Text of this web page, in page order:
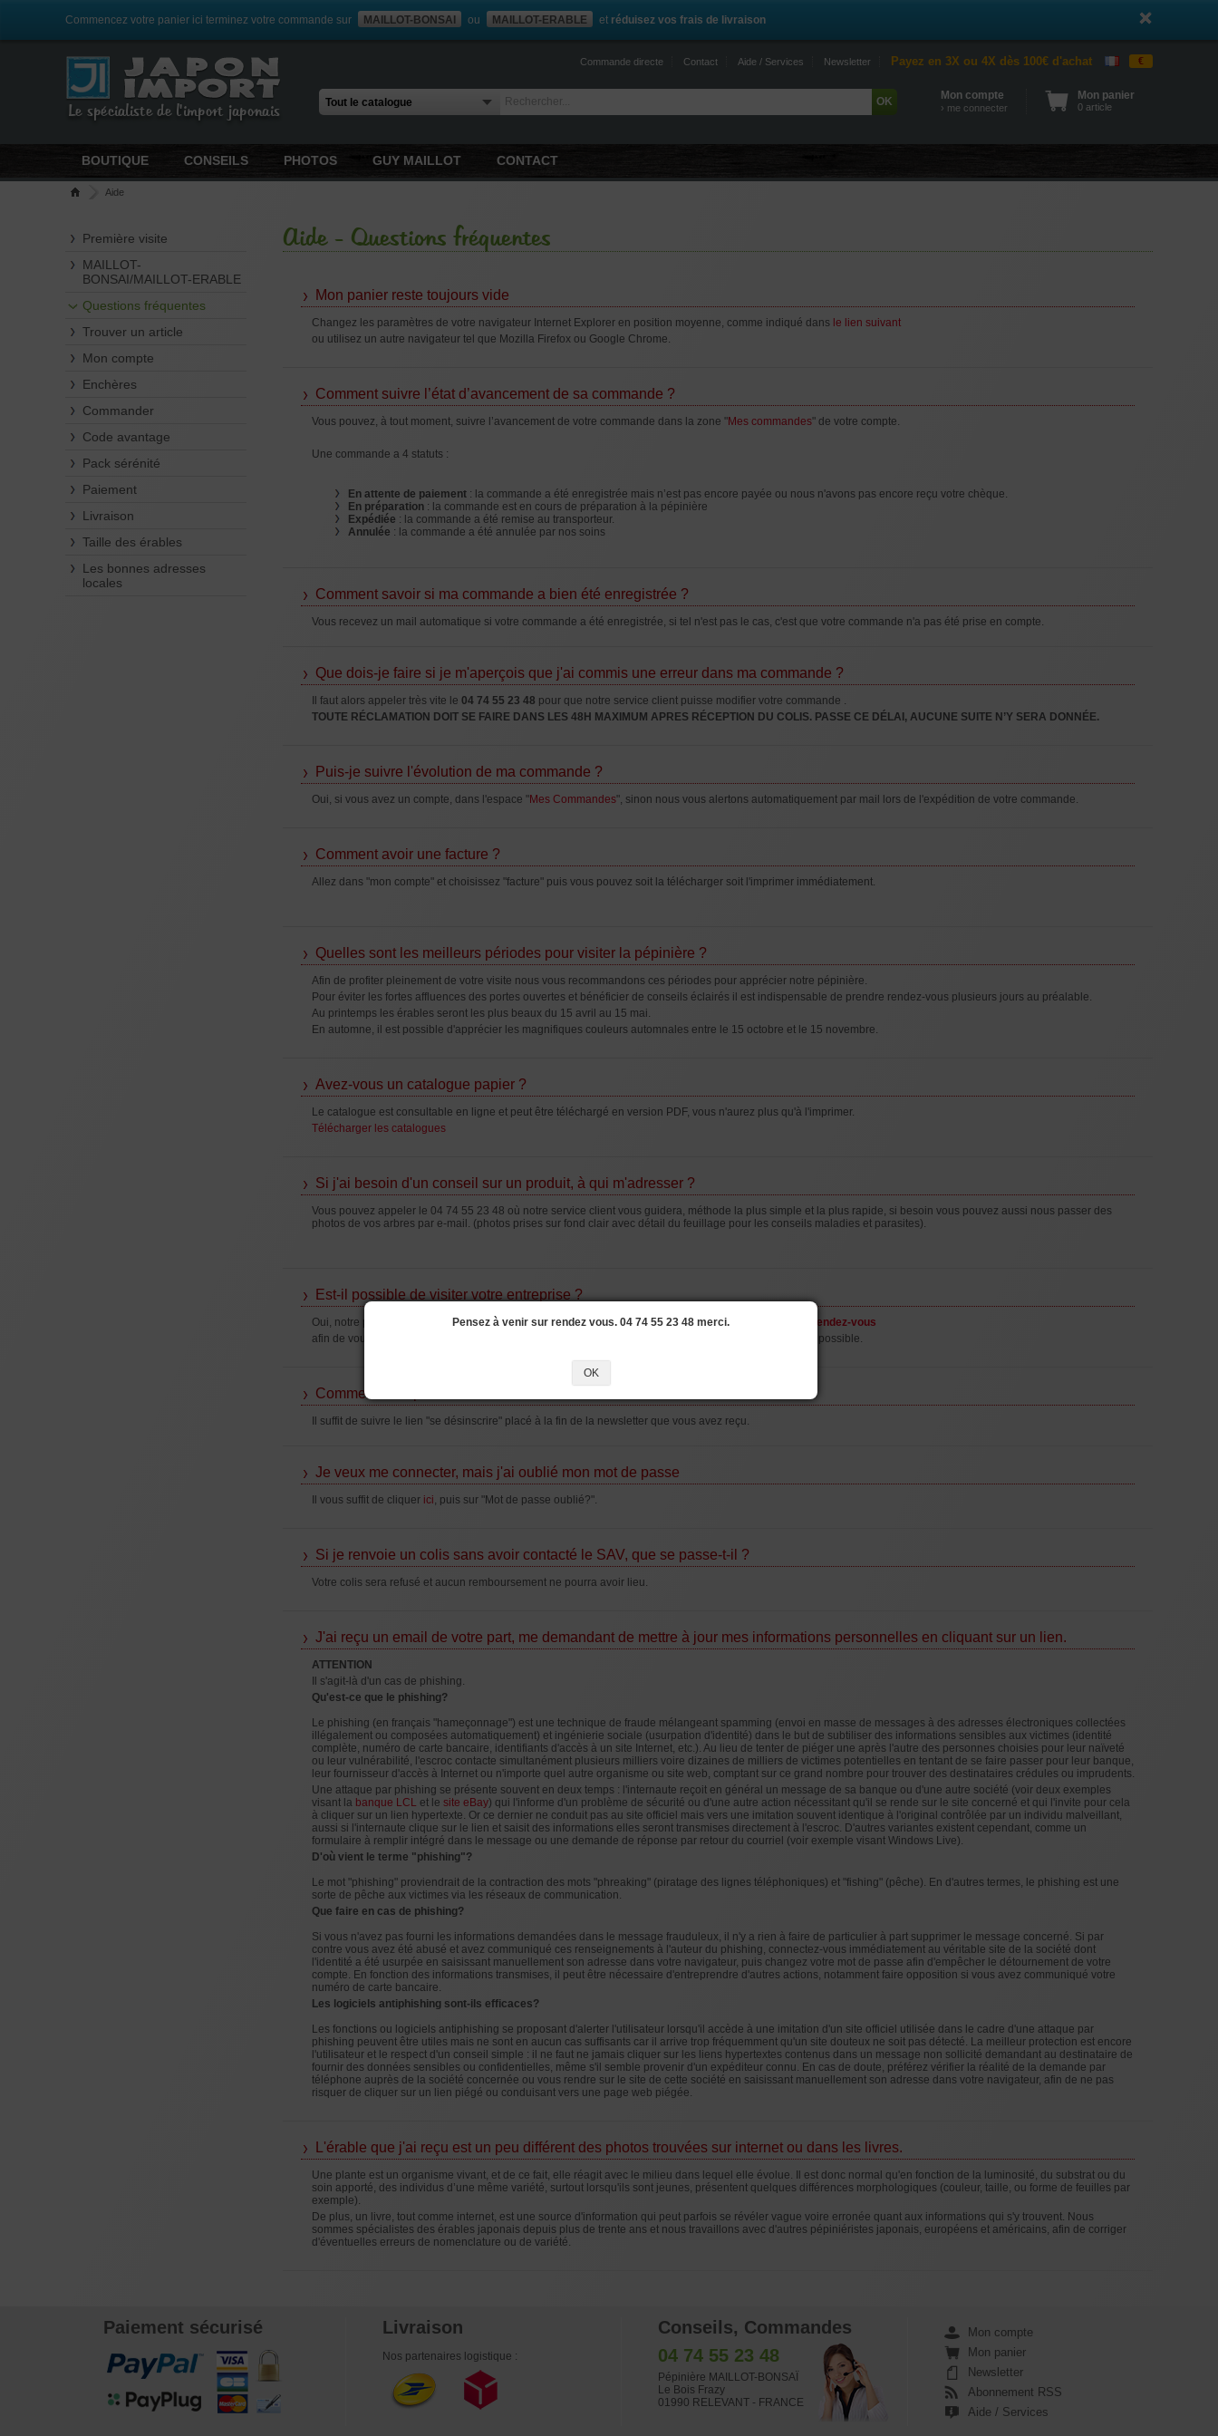
Commencez votre panier ici terminez votre commande sur MAILLOT-BONSAI ou MAILLOT-ERABLE et réduisez vos frais de livraison
Le spécialiste de l'import japonais
Commande directe Contact Aide / Services Newsletter Payez en 3X ou 4X dès 100€ d'achat €
Mon compte
› me connecter
Mon panier
0 article
BOUTIQUE CONSEILS PHOTOS GUY MAILLOT CONTACT
Aide
Première visite
MAILLOT-
BONSAI/MAILLOT-ERABLE
Questions fréquentes
Trouver un article
Mon compte
Enchères
Commander
Code avantage
Pack sérénité
Paiement
Livraison
Taille des érables
Les bonnes adresses
locales
Aide - Questions fréquentes
Mon panier reste toujours vide
Changez les paramètres de votre navigateur Internet Explorer en position moyenne, comme indiqué dans le lien suivant
ou utilisez un autre navigateur tel que Mozilla Firefox ou Google Chrome.
Comment suivre l’état d’avancement de sa commande ?
Vous pouvez, à tout moment, suivre l’avancement de votre commande dans la zone "Mes commandes" de votre compte.
Une commande a 4 statuts :
En attente de paiement : la commande a été enregistrée mais n’est pas encore payée ou nous n'avons pas encore reçu votre chèque.
En préparation : la commande est en cours de préparation à la pépinière
Expédiée : la commande a été remise au transporteur.
Annulée : la commande a été annulée par nos soins
Comment savoir si ma commande a bien été enregistrée ?
Vous recevez un mail automatique si votre commande a été enregistrée, si tel n'est pas le cas, c'est que votre commande n'a pas été prise en compte.
Que dois-je faire si je m'aperçois que j'ai commis une erreur dans ma commande ?
Il faut alors appeler très vite le 04 74 55 23 48 pour que notre service client puisse modifier votre commande .
TOUTE RÉCLAMATION DOIT SE FAIRE DANS LES 48H MAXIMUM APRES RÉCEPTION DU COLIS. PASSE CE DÉLAI, AUCUNE SUITE N’Y SERA DONNÉE.
Puis-je suivre l'évolution de ma commande ?
Oui, si vous avez un compte, dans l'espace "Mes Commandes", sinon nous vous alertons automatiquement par mail lors de l'expédition de votre commande.
Comment avoir une facture ?
Allez dans "mon compte" et choisissez "facture" puis vous pouvez soit la télécharger soit l'imprimer immédiatement.
Quelles sont les meilleurs périodes pour visiter la pépinière ?
Afin de profiter pleinement de votre visite nous vous recommandons ces périodes pour apprécier notre pépinière.
Pour éviter les fortes affluences des portes ouvertes et bénéficier de conseils éclairés il est indispensable de prendre rendez-vous plusieurs jours au préalable.
Au printemps les érables seront les plus beaux du 15 avril au 15 mai.
En automne, il est possible d'apprécier les magnifiques couleurs automnales entre le 15 octobre et le 15 novembre.
Avez-vous un catalogue papier ?
Le catalogue est consultable en ligne et peut être téléchargé en version PDF, vous n'aurez plus qu'à l'imprimer.
Télécharger les catalogues
Si j'ai besoin d'un conseil sur un produit, à qui m'adresser ?
Vous pouvez appeler le 04 74 55 23 48 où notre service client vous guidera, méthode la plus simple et la plus rapide, si besoin vous pouvez aussi nous passer des
photos de vos arbres par e-mail. (photos prises sur fond clair avec détail du feuillage pour les conseils maladies et parasites).
Est-il possible de visiter votre entreprise ?
Oui, notre pépinière est située à Relevant dans l'Ain (01) mais nous sommes ouvertsuniquement sur
rendez-vous
afin de vous assurer de notre disponibilité et pour que nous puissions vous réserver le meilleur accueil possible.
Comment faire pour se désinscrire de la newsletter ?
Il suffit de suivre le lien "se désinscrire" placé à la fin de la newsletter que vous avez reçu.
Je veux me connecter, mais j'ai oublié mon mot de passe
Il vous suffit de cliquer ici, puis sur "Mot de passe oublié?".
Si je renvoie un colis sans avoir contacté le SAV, que se passe-t-il ?
Votre colis sera refusé et aucun remboursement ne pourra avoir lieu.
J'ai reçu un email de votre part, me demandant de mettre à jour mes informations personnelles en cliquant sur un lien.
ATTENTION
Il s'agit-là d'un cas de phishing.
Qu'est-ce que le phishing?
Le phishing (en français "hameçonnage") est une technique de fraude mélangeant spamming (envoi en masse de messages à des adresses électroniques collectées
illégalement ou composées automatiquement) et ingénierie sociale (usurpation d'identité) dans le but de subtiliser des informations sensibles aux victimes (identité
complète, numéro de carte bancaire, identifiants d'accès à un site Internet, etc.). Au lieu de tenter de piéger une après l'autre des personnes choisies pour leur naïveté
ou leur vulnérabilité, l'escroc contacte simultanément plusieurs milliers voire dizaines de milliers de victimes potentielles en tentant de se faire passer pour leur banque,
leur fournisseur d'accès à Internet ou n'importe quel autre organisme ou site web, comptant sur ce grand nombre pour trouver des destinataires crédules ou imprudents.
Une attaque par phishing se présente souvent en deux temps : l'internaute reçoit en général un message de sa banque ou d'une autre société (voir deux exemples
visant la banque LCL et le site eBay) qui l'informe d'un problème de sécurité ou d'une autre action nécessitant qu'il se rende sur le site concerné et qui l'invite pour cela
à cliquer sur un lien hypertexte. Or ce dernier ne conduit pas au site officiel mais vers une imitation souvent identique à l'original contrôlée par un individu malveillant,
aussi si l'internaute clique sur le lien et saisit des informations elles seront transmises directement à l'escroc. D'autres variantes existent cependant, comme un
formulaire à remplir intégré dans le message ou une demande de réponse par retour du courriel (voir exemple visant Windows Live).
D'où vient le terme "phishing"?
Le mot "phishing" proviendrait de la contraction des mots "phreaking" (piratage des lignes téléphoniques) et "fishing" (pêche). En d'autres termes, le phishing est une
sorte de pêche aux victimes via les réseaux de communication.
Que faire en cas de phishing?
Si vous n'avez pas fourni les informations demandées dans le message frauduleux, il n'y a rien à faire de particulier à part supprimer le message concerné. Si par
contre vous avez été abusé et avez communiqué ces renseignements à l'auteur du phishing, connectez-vous immédiatement au véritable site de la société dont
l'identité a été usurpée en saisissant manuellement son adresse dans votre navigateur, puis changez votre mot de passe afin d'empêcher le détournement de votre
compte. En fonction des informations transmises, il peut être nécessaire d'entreprendre d'autres actions, notamment faire opposition si vous avez communiqué votre
numéro de carte bancaire.
Les logiciels antiphishing sont-ils efficaces?
Les fonctions ou logiciels antiphishing se proposant d'alerter l'utilisateur lorsqu'il accède à une imitation d'un site officiel utilisée dans le cadre d'une attaque par
phishing peuvent être utiles mais ne sont en aucun cas suffisants car il arrive trop fréquemment qu'un site douteux ne soit pas détecté. La meilleur protection est encore
l'utilisateur et le respect d'un conseil simple : il ne faut ne jamais cliquer sur les liens hypertextes contenus dans un message non sollicité demandant au destinataire de
fournir des données sensibles ou confidentielles, même s'il semble provenir d'un expéditeur connu. En cas de doute, préférez vérifier la réalité de la demande par
téléphone auprès de la société concernée ou vous rendre sur le site de cette société en saisissant manuellement son adresse dans votre navigateur, afin de ne pas
risquer de cliquer sur un lien piégé ou conduisant vers une page web piégée.
L'érable que j'ai reçu est un peu différent des photos trouvées sur internet ou dans les livres.
Une plante est un organisme vivant, et de ce fait, elle réagit avec le milieu dans lequel elle évolue. Il est donc normal qu'en fonction de la luminosité, du substrat ou du
soin apporté, des individus d’une même variété, surtout lorsqu'ils sont jeunes, présentent quelques différences morphologiques (couleur, taille, ou forme de feuilles par
exemple).
De plus, un livre, tout comme internet, est une source d'information qui peut parfois se révéler vague voire erronée quant aux informations qui s'y trouvent. Nous
sommes spécialistes des érables japonais depuis plus de trente ans et nous travaillons avec d'autres pépiniéristes japonais, européens et américains, afin de corriger
d'éventuelles erreurs de nomenclature ou de variété.
Paiement sécurisé Livraison
Nos partenaires logistique :
Conseils, Commandes
04 74 55 23 48
Pépinière MAILLOT-BONSAÏ
Le Bois Frazy
01990 RELEVANT - FRANCE
Mon compte
Mon panier
Newsletter
Abonnement RSS
Aide / Services
Pensez à venir sur rendez vous. 04 74 55 23 48 merci.
OK